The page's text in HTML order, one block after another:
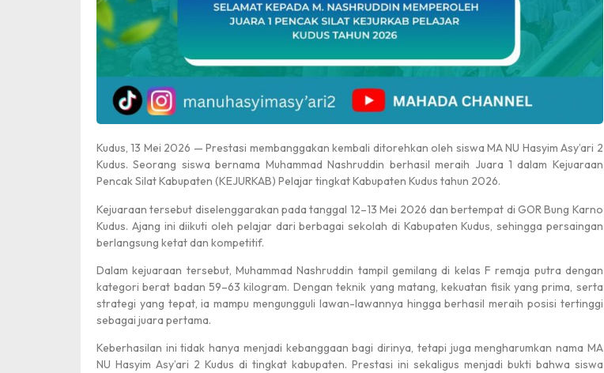
Kudus, 13 Mei 2026 — Prestasi membanggakan kembali ditorehkan oleh siswa MA NU Hasyim Asy’ari 2
Kudus. Seorang siswa bernama Muhammad Nashruddin berhasil meraih Juara 1 dalam Kejuaraan
Pencak Silat Kabupaten (KEJURKAB) Pelajar tingkat Kabupaten Kudus tahun 2026.
Kejuaraan tersebut diselenggarakan pada tanggal 12–13 Mei 2026 dan bertempat diGOR Bung Karno
Kudus. Ajang ini diikuti oleh pelajar dari berbagai sekolah di Kabupaten Kudus, sehingga persaingan
berlangsung ketat dan kompetitif.
Dalam kejuaraan tersebut, Muhammad Nashruddin tampil gemilang di kelas F remaja putra dengan
kategori berat badan 59–63 kilogram. Dengan teknik yang matang, kekuatan fisik yang prima, serta
strategi yang tepat, ia mampu mengungguli lawan-lawannya hingga berhasil meraih posisi tertinggi
sebagai juara pertama.
Keberhasilan ini tidak hanya menjadi kebanggaan bagi dirinya, tetapi juga mengharumkan nama MA
NU Hasyim Asy’ari 2 Kudus di tingkat kabupaten. Prestasi ini sekaligus menjadi bukti bahwa siswa